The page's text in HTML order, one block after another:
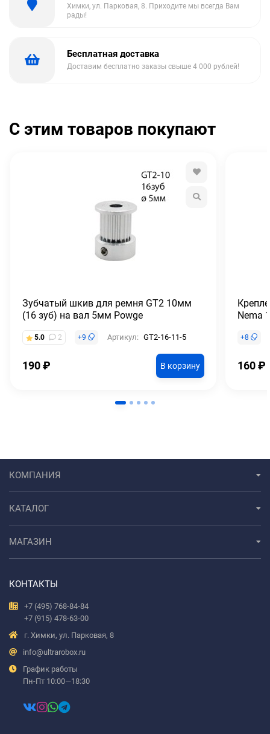
Химки, ул. Парковая, 8. Приходите мы всегда Вам
рады!
Бесплатная доставка
Доставим бесплатно заказы свыше 4 000 рублей!
С этим товаров покупают
Зубчатый шкив для ремня GT2 10мм
(16 зуб) на вал 5мм Powge
5.0 2 +9 Артикул: GT2-16-11-5
190₽ В корзину
Nema
+8
160₽
КОМПАНИЯ
КАТАЛОГ
МАГАЗИН
КОНТАКТЫ
+7 (495) 768-84-84
+7 (915) 478-63-00
г. Химки, ул. Парковая, 8
info@ultrarobox.ru
График работы
Пн-Пт 10:00—18:30